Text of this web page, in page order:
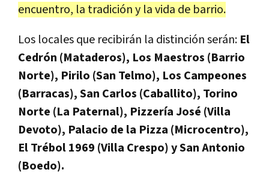
encuentro, la tradición y la vida de barrio.
Los locales que recibirán la distinción serán: El
Cedrón (Mataderos), Los Maestros (Barrio
Norte), Pirilo (San Telmo), Los Campeones
(Barracas), San Carlos (Caballito), Torino
Norte (La Paternal), Pizzería José (Villa
Devoto), Palacio de la Pizza (Microcentro),
El Trébol 1969 (Villa Crespo) y San Antonio
(Boedo).